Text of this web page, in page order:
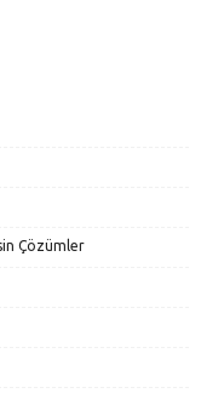
Çözümler